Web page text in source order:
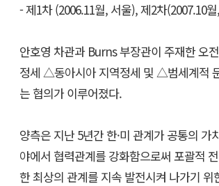
- 제1차 (2006.11월, 서울), 제2차(2007.10
안호영 차관과 Burns 부장관이 주재한 오
정세 △동아시아 지역정세 및 △범세계적
는 협의가 이루어졌다.
양측은 지난 5년간 한·미 관계가 공통의 가
야에서 협력관계를 강화함으로써 포괄적
한 최상의 관계를 지속 발전시켜 나가기